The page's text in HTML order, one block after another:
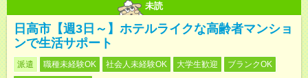
未読
日高市【週3日～】ホテルライクな高齢者マンショ
ンで生活サポート
派遣 職種未経験OK 社会人未経験OK 大学生歓迎
ブランクOK